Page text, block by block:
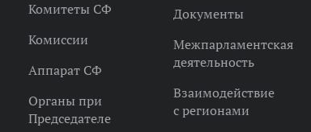
Комитеты СФ
Комиссии
Аппарат СФ
Органы при
Председателе
Документы
Межпарламентская
деятельность
Взаимодействие
с регионами